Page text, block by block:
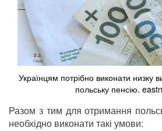
Українцям потрібно виконати низку
польську пенсію.
Разом з тим для отримання
необхідно виконати такі умови: